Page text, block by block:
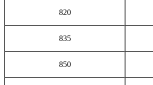
820
835
850